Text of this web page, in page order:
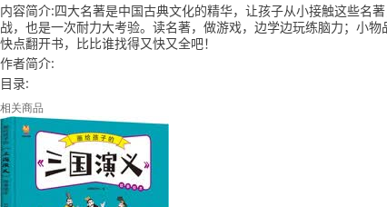
内容简介:四大名著是中国古典文化的精华，让孩子从小接触这些名
战，也是一次耐力大考验。读名著，做游戏，边学边玩练脑力；小
快点翻开书，比比谁找得又快又全吧！
作者简介:
目录:
相关商品